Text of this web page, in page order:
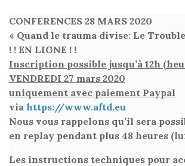
CONFERENCES 28 MARS 2020
« Quand le trauma divise: Le
! ! EN LIGNE ! !
Inscription possible jusqu’à 12h
VENDREDI 27 mars 2020
uniquement avec paiement Paypal
via https://www.aftd.eu
Nous vous rappelons qu’il sera
en replay pendant plus 48 heures
Les instructions techniques pour